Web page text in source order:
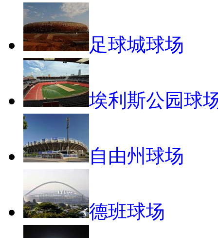
足球城球场
埃利斯公园球
自由州球场
德班球场